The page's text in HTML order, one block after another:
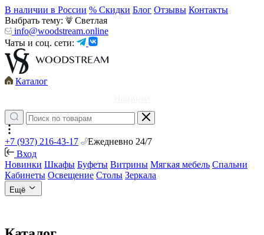
В наличии в России % Скидки Блог Отзывы Контакты
Выбрать тему:
Светлая
info@woodstream.online
Чаты и соц. сети:
Каталог
+7 (937) 216-43-17
Ежедневно 24/7
Вход
Новинки Шкафы Буфеты Витрины Мягкая мебель Спальни
Кабинеты Освещение Столы Зеркала
Ещё